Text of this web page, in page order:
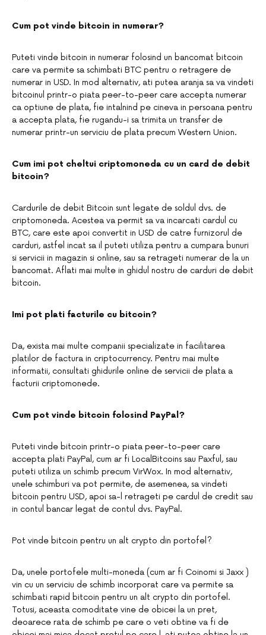
Cum pot vinde bitcoin in numerar?
Puteti vinde bitcoin in numerar folosind un bancomat bitcoin
care va permite sa schimbati BTC pentru o retragere de
numerar in USD. In mod alternativ, ati putea aranja sa va vindeti
bitcoinul printr-o piata peer-to-peer care accepta numerar
ca optiune de plata, fie intalnind pe cineva in persoana pentru
a accepta plata, fie rugandu-i sa trimita un transfer de
numerar printr-un serviciu de plata precum Western Union.
Cum imi pot cheltui criptomoneda cu un card de debit
bitcoin?
Cardurile de debit Bitcoin sunt legate de soldul dvs. de
criptomoneda. Acestea va permit sa va incarcati cardul cu
BTC, care este apoi convertit in USD de catre furnizorul de
carduri, astfel incat sa il puteti utiliza pentru a cumpara bunuri
si servicii in magazin si online, sau sa retrageti numerar de la un
bancomat. Aflati mai multe in ghidul nostru de carduri de debit
bitcoin.
Imi pot plati facturile cu bitcoin?
Da, exista mai multe companii specializate in facilitarea
platilor de factura in criptocurrency. Pentru mai multe
informatii, consultati ghidurile online de servicii de plata a
facturii criptomonede.
Cum pot vinde bitcoin folosind PayPal?
Puteti vinde bitcoin printr-o piata peer-to-peer care
accepta plati PayPal, cum ar fi LocalBitcoins sau Paxful, sau
puteti utiliza un schimb precum VirWox. In mod alternativ,
unele schimburi va pot permite, de asemenea, sa vindeti
bitcoin pentru USD, apoi sa-l retrageti pe cardul de credit sau
in contul bancar legat de contul dvs. PayPal.
Pot vinde bitcoin pentru un alt crypto din portofel?
Da, unele portofele multi-moneda (cum ar fi Coinomi si Jaxx )
vin cu un serviciu de schimb incorporat care va permite sa
schimbati rapid bitcoin pentru un alt crypto din portofel.
Totusi, aceasta comoditate vine de obicei la un pret,
deoarece rata de schimb pe care o veti obtine va fi de